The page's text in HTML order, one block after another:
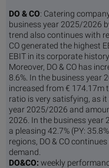
DO & CO: Catering
business year 2025/2026
trend also continues with
CO generated the highest
EBIT in its corporate
Moreover, DO & CO has
8.6%. In the business year
increased from € 174.17m
ratio is very satisfying, as
year 2025/2026 and
2026. In the business year
a pleasing 42.7% (PY:
regions, DO & CO
demand.
DO&CO: weekly